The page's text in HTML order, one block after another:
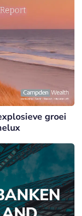
groei